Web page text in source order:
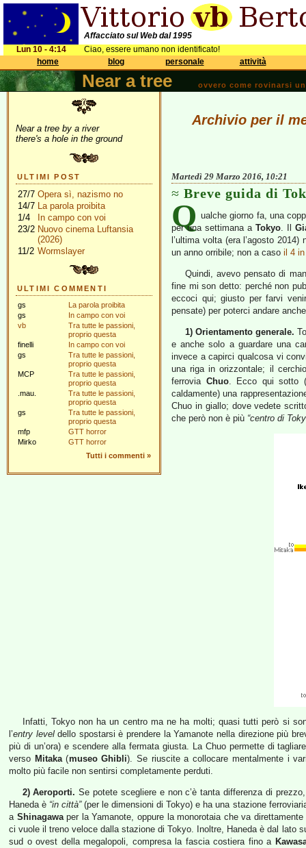
Affacciato sul Web dal 1995
Lun 10 - 4:14
Ciao, essere umano non identificato!
home
blog personale attività
Near a tree ovvero come rovinarsi
Near a tree by a river
there's a hole in the ground
ULTIMI POST
27/7 Opera sì, nazismo no
14/7 La parola proibita
1/4
In campo con voi
23/2 Nuovo cinema Luftansia
(2026)
11/2 Wormslayer
ULTIMI COMMENTI
gs
La parola proibita
gs
In campo con voi
vb
Tra tutte le passioni,
proprio questa
finelli
In campo con voi
gs
Tra tutte le passioni,
proprio questa
MCP
Tra tutte le passioni,
proprio questa
.mau.
Tra tutte le passioni,
proprio questa
gs
Tra tutte le passioni,
proprio questa
mfp
GTT horror
Mirko
GTT horror
Tutti i commenti »
Archivio per il
Martedì 29 Marzo 2016, 10:21
Breve guida di
Q ualche giorno fa, una
per una settimana aTokyo. Il
l’ultima volta (era l’agosto
un anno orribile; non a caso il 4
Quindi, avevo pensato di
fine mi son detto: perché non
eccoci qui; giusto per farvi
pensate) per poterci andare
1) Orientamento generale.
e anche solo a guardare una
invece a capirci qualcosa vi
una riga in orizzontale; il
ferrovia Chuo. Ecco qui sotto
caldamente) una
Chuo in giallo; dove vedete
che però non è più “centro di
Infatti, Tokyo non ha un centro ma ne ha molti; quasi tutti però si
l’entry leveldello spostarsi è prendere la Yamanote nella direzione più
più di un’ora) e scendere alla fermata giusta. La Chuo permette di
verso Mitaka(museo Ghibli). Se riuscite a collocare mentalmente i
molto più facile non sentirsi completamente perduti.
2) Aeroporti. Se potete scegliere e non c’è tanta differenza di
Haneda è “in città”(per le dimensioni di Tokyo) e ha una stazione
a Shinagawaper la Yamanote, oppure la monorotaia che va
ci vuole il treno veloce dalla stazione di Tokyo. Inoltre, Haneda è dal lato
sud o ovest della megalopoli, compresa la fascia costiera fino a